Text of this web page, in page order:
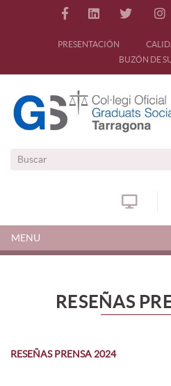
PRESENTACIÓN
BUZÓN DE
MENU
RESEÑAS
RESEÑAS PRENSA 2024